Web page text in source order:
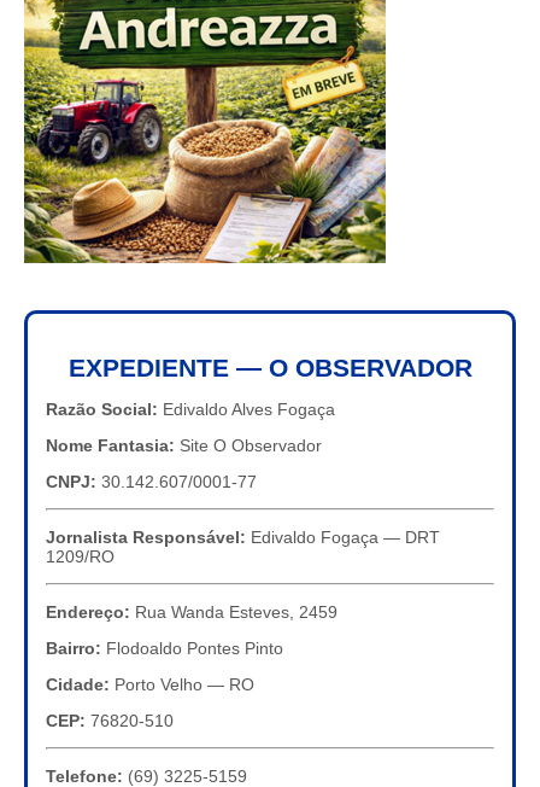
EXPEDIENTE — O OBSERVADOR
Razão Social: Edivaldo Alves Fogaça
Nome Fantasia: Site O Observador
CNPJ: 30.142.607/0001-77
Jornalista Responsável: Edivaldo Fogaça — DRT
1209/RO
Endereço: Rua Wanda Esteves, 2459
Bairro: Flodoaldo Pontes Pinto
Cidade: Porto Velho — RO
CEP: 76820-510
Telefone: (69) 3225-5159